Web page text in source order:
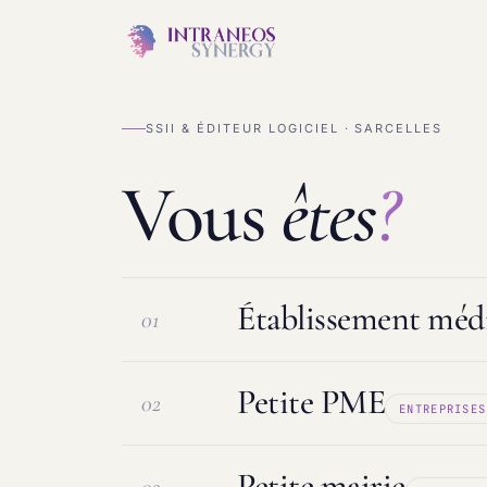
SSII & ÉDITEUR LOGICIEL · SARCELLES
Vousêtes?
01 Établissement
Logiciel ESMS & DUI Protection
02 Petite PME